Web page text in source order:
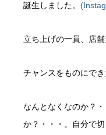
誕生しました。
立ち上げの一員、店舗
チャンスをものにで
なんとなくなのか？
か？・・・。自分で切